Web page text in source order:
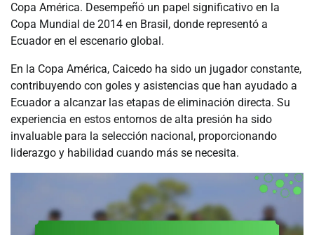
Copa América. Desempeñó un papel significativo en la
Copa Mundial de 2014 en Brasil, donde representó a
Ecuador en el escenario global.
En la Copa América, Caicedo ha sido un jugador constante,
contribuyendo con goles y asistencias que han ayudado a
Ecuador a alcanzar las etapas de eliminación directa. Su
experiencia en estos entornos de alta presión ha sido
invaluable para la selección nacional, proporcionando
liderazgo y habilidad cuando más se necesita.